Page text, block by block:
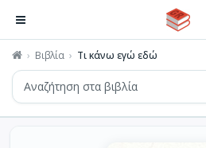
Βιβλία Τι κάνω εγώ εδώ